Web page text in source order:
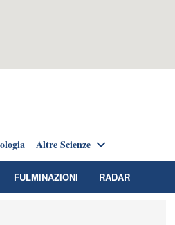
Altre Scienze
FULMINAZIONI RADAR